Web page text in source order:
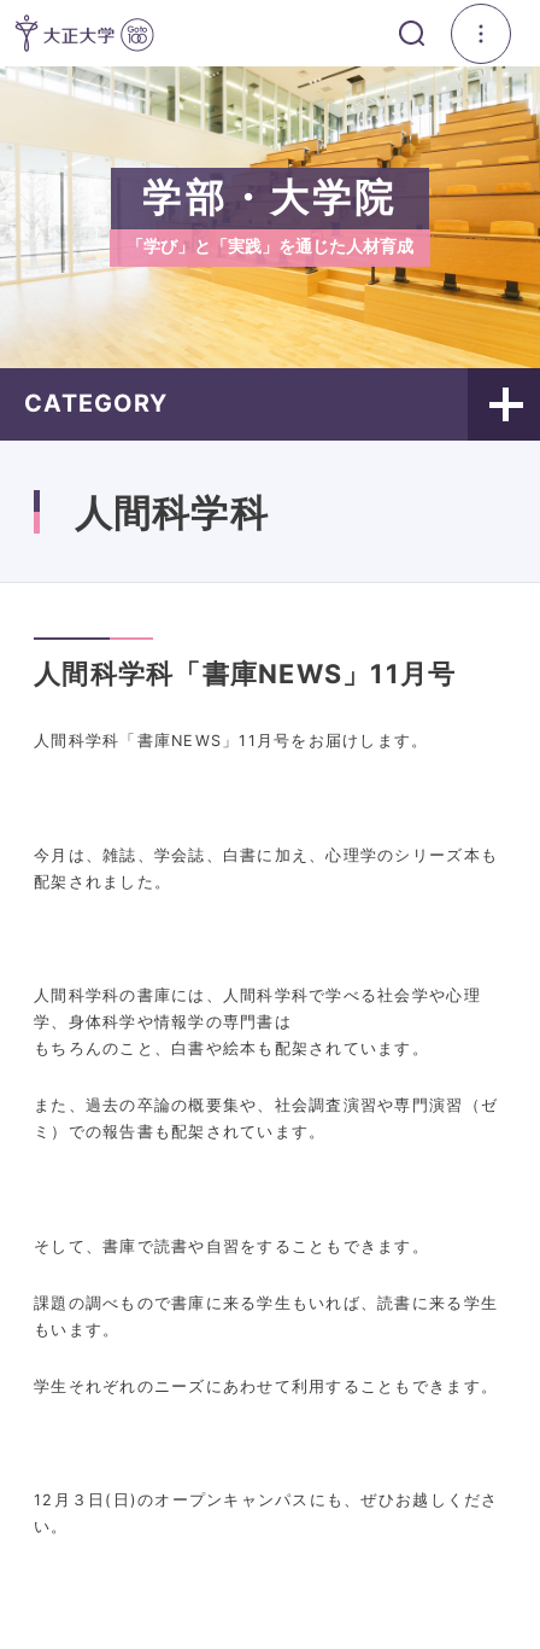
学部・大学院
「学び」と「実践」を通じた人材育成
CATEGORY
人間科学科
人間科学科「書庫NEWS」11月号
人間科学科「書庫NEWS 」11 月号をお届けします。
今月は、雑誌、学会誌、白書に加え、心理学のシリーズ本も
配架されました。
人間科学科の書庫には、人間科学科で学べる社会学や心理
学、身体科学や情報学の専門書は
もちろんのこと、白書や絵本も配架されています。
また、過去の卒論の概要集や、社会調査演習や専門演習（ゼ
ミ）での報告書も配架されています。
そして、書庫で読書や自習をすることもできます。
課題の調べもので書庫に来る学生もいれば、読書に来る学生
もいます。
学生それぞれのニーズにあわせて利用することもできます。
12 月３日 ( 日 )のオープンキャンパスにも、ぜひお越しくださ
い。